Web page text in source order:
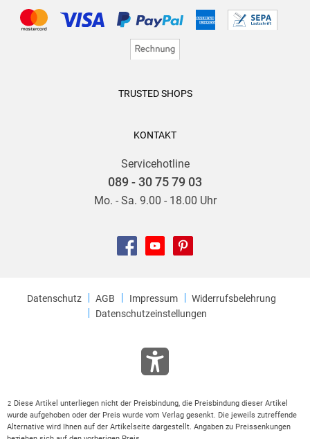
TRUSTED SHOPS
KONTAKT
Servicehotline
089 - 30 75 79 03
Mo. - Sa. 9.00 - 18.00 Uhr
Datenschutz AGB Impressum
Widerrufsbelehrung
Datenschutzeinstellungen
2
Diese Artikel unterliegen nicht der Preisbindung, die Preisbindung dieser Artikel
wurde aufgehoben oder der Preis wurde vom Verlag gesenkt. Die jeweils zutreffende
Alternative wird Ihnen auf der Artikelseite dargestellt. Angaben zu Preissenkungen